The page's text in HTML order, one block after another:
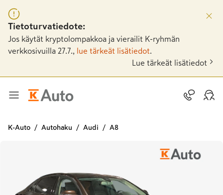
Tietoturvatiedote:
Jos käytät kryptolompakkoa ja vierailit K-ryhmän
verkkosivuilla 27.7.,
lue tärkeät lisätiedot
Lue tärkeät lisätiedot
K-Auto Autohaku Audi A8